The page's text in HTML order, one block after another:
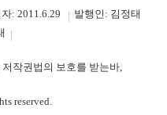
: 2011.6.29
발행인: 김정태
저작권법의 보호를 받는바,
reserved.